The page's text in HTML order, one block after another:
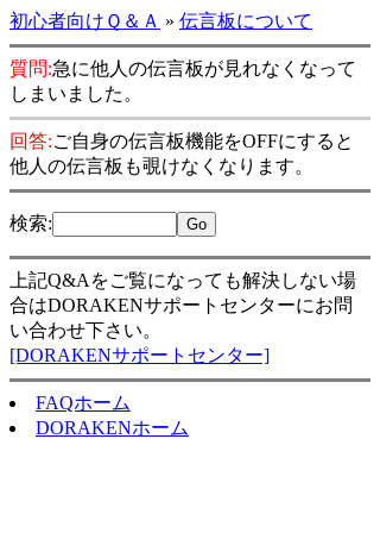
初心者向けＱ＆Ａ » 伝言板について
質問:急に他人の伝言板が見れなくなって
しまいました。
回答:ご自身の伝言板機能をOFFにすると
他人の伝言板も覗けなくなります。
検索:
上記Q&Aをご覧になっても解決しない場
合はDORAKENサポートセンターにお問
い合わせ下さい。
[DORAKENサポートセンター]
FAQホーム
DORAKENホーム